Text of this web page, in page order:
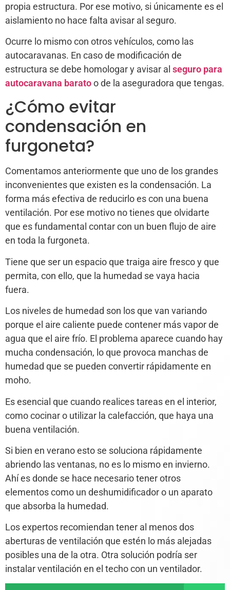
propia estructura. Por ese motivo, si únicamente es el
aislamiento no hace falta avisar al seguro.
Ocurre lo mismo con otros vehículos, como las
autocaravanas. En caso de modificación de
estructura se debe homologar y avisar al seguro para
autocaravana baratoo de la aseguradora que tengas.
¿Cómo evitar
condensación en
furgoneta?
Comentamos anteriormente que uno de los grandes
inconvenientes que existen es la condensación. La
forma más efectiva de reducirlo es con una buena
ventilación. Por ese motivo no tienes que olvidarte
que es fundamental contar con un buen flujo de aire
en toda la furgoneta.
Tiene que ser un espacio que traiga aire fresco y que
permita, con ello, que la humedad se vaya hacia
fuera.
Los niveles de humedad son los que van variando
porque el aire caliente puede contener más vapor de
agua que el aire frío. El problema aparece cuando hay
mucha condensación, lo que provoca manchas de
humedad que se pueden convertir rápidamente en
moho.
Es esencial que cuando realices tareas en el interior,
como cocinar o utilizar la calefacción, que haya una
buena ventilación.
Si bien en verano esto se soluciona rápidamente
abriendo las ventanas, no es lo mismo en invierno.
Ahí es donde se hace necesario tener otros
elementos como un deshumidificador o un aparato
que absorba la humedad.
Los expertos recomiendan tener al menos dos
aberturas de ventilación que estén lo más alejadas
posibles una de la otra. Otra solución podría ser
instalar ventilación en el techo con un ventilador.